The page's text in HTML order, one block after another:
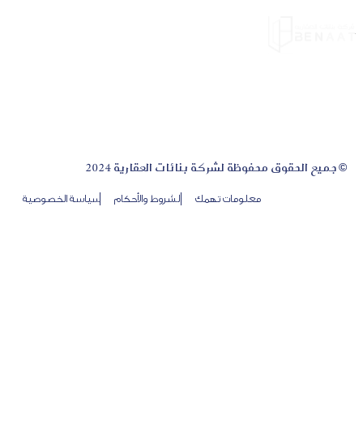
© جميع الحقوق محفوظة لشركة بنائات العقارية 2024
معلومات تهمك الشروط والأحكام سياسة الخصوصية